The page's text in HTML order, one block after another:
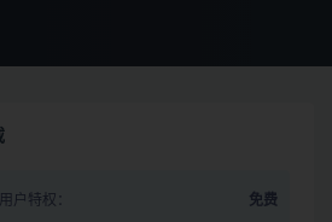
户特权： 免费